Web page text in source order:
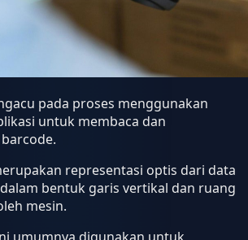
pada proses menggunakan
untuk membaca dan
representasi optis dari data
bentuk garis vertikal dan ruang
mesin.